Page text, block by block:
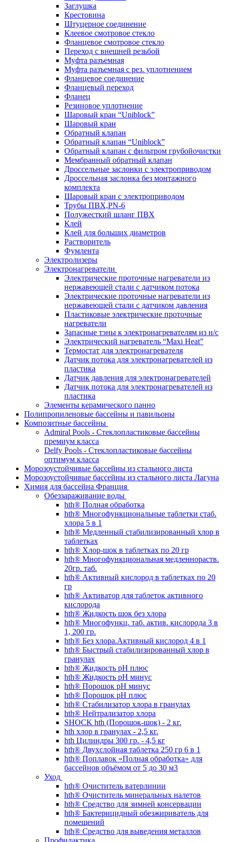
Заглушка
Крестовина
Штуцерное соединение
Клеевое смотровое стекло
Фланцевое смотровое стекло
Переход с внешней резьбой
Муфта разъемная
Муфта разъемная с рез. уплотнением
Фланцевое соединение
Фланцевый переход
Фланец
Резиновое уплотнение
Шаровый кран “Uniblock”
Шаровый кран
Обратный клапан
Обратный клапан “Uniblock”
Обратный клапан с фильтром грубойочистки
Мембранный обратный клапан
Дроссельные заслонки с электроприводом
Дроссельная заслонка без монтажного
комплекта
Шаровый кран с электроприводом
Трубы ПВХ,PN-6
Полужесткий шланг ПВХ
Клей
Клей для больших диаметров
Растворитель
Фумлента
Электролизеры
Электронагреватели
Электрические проточные нагреватели из
нержавеющей стали с датчиком потока
Электрические проточные нагреватели из
нержавеющей стали с датчиком давления
Пластиковые электрические проточные
нагреватели
Запасные тэны к электронагревателям из н/с
Электрический нагреватель “Maxi Heat”
Термостат для электронагревателя
Датчик потока для электронагревателей из
пластика
Датчик давления для электронагревателей
Датчик потока для электронагревателей из
пластика
Элементы керамического панно
Полипропиленовые бассейны и павильоны
Композитные бассейны
Admiral Pools - Стеклопластиковые бассейны
премиум класса
Delfy Pools - Стеклопластиковые бассейны
оптимум класса
Морозоустойчивые бассейны из стального листа
Морозоустойчивые бассейны из стального листа Лагуна
Химия для бассейна Франция
Обеззараживание воды
hth® Полная обработка
hth® Многофункциональные таблетки стаб.
хлора 5 в 1
hth® Медленный стабилизированный хлор в
таблетках
hth® Хлор-шок в таблетках по 20 гр
hth® Многофункциональная медленнораств.
20гр. таб.
hth® Активный кислород в таблетках по 20
гр
hth® Активатор для таблеток активного
кислорода
hth® Жидкость шок без хлора
hth® Многофункц. таб. актив. кислорода 3 в
1, 200 гр.
hth® Без хлора.Активный кислород 4 в 1
hth® Быстрый стабилизированный хлор в
гранулах
hth® Жидкость pH плюс
hth® Жидкость pH минус
hth® Порошок pH минус
hth® Порошок pH плюс
hth® Стабилизатор хлора в гранулах
hth® Нейтрализатор хлора
SHOCK hth (Порошок-шок) - 2 кг.
hth хлор в гранулах - 2,5 кг.
hth Цилиндры 300 гр. - 4,5 кг
hth® Двухслойная таблетка 250 гр 6 в 1
hth® Поплавок «Полная обработка» для
бассейнов объёмом от 5 до 30 м3
Уход
hth® Очиститель ватерлинии
hth® Очиститель минеральных налетов
hth® Средство для зимней консервации
hth® Бактерицидный обезжириватель для
помещений
hth® Средство для выведения металлов
Профилактика